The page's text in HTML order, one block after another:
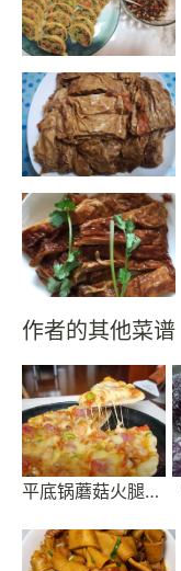
作者的其他菜谱
平底锅蘑菇火腿披萨